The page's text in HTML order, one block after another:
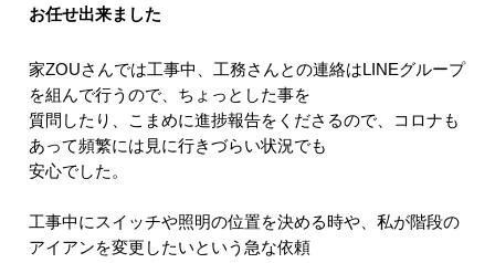
お任せ出来ました
家ZOUさんでは工事中、工務さんとの連絡はLINEグループ
を組んで行うので、ちょっとした事を
質問したり、こまめに進捗報告をくださるので、コロナも
あって頻繁には見に行きづらい状況でも
安心でした。
工事中にスイッチや照明の位置を決める時や、私が階段の
アイアンを変更したいという急な依頼